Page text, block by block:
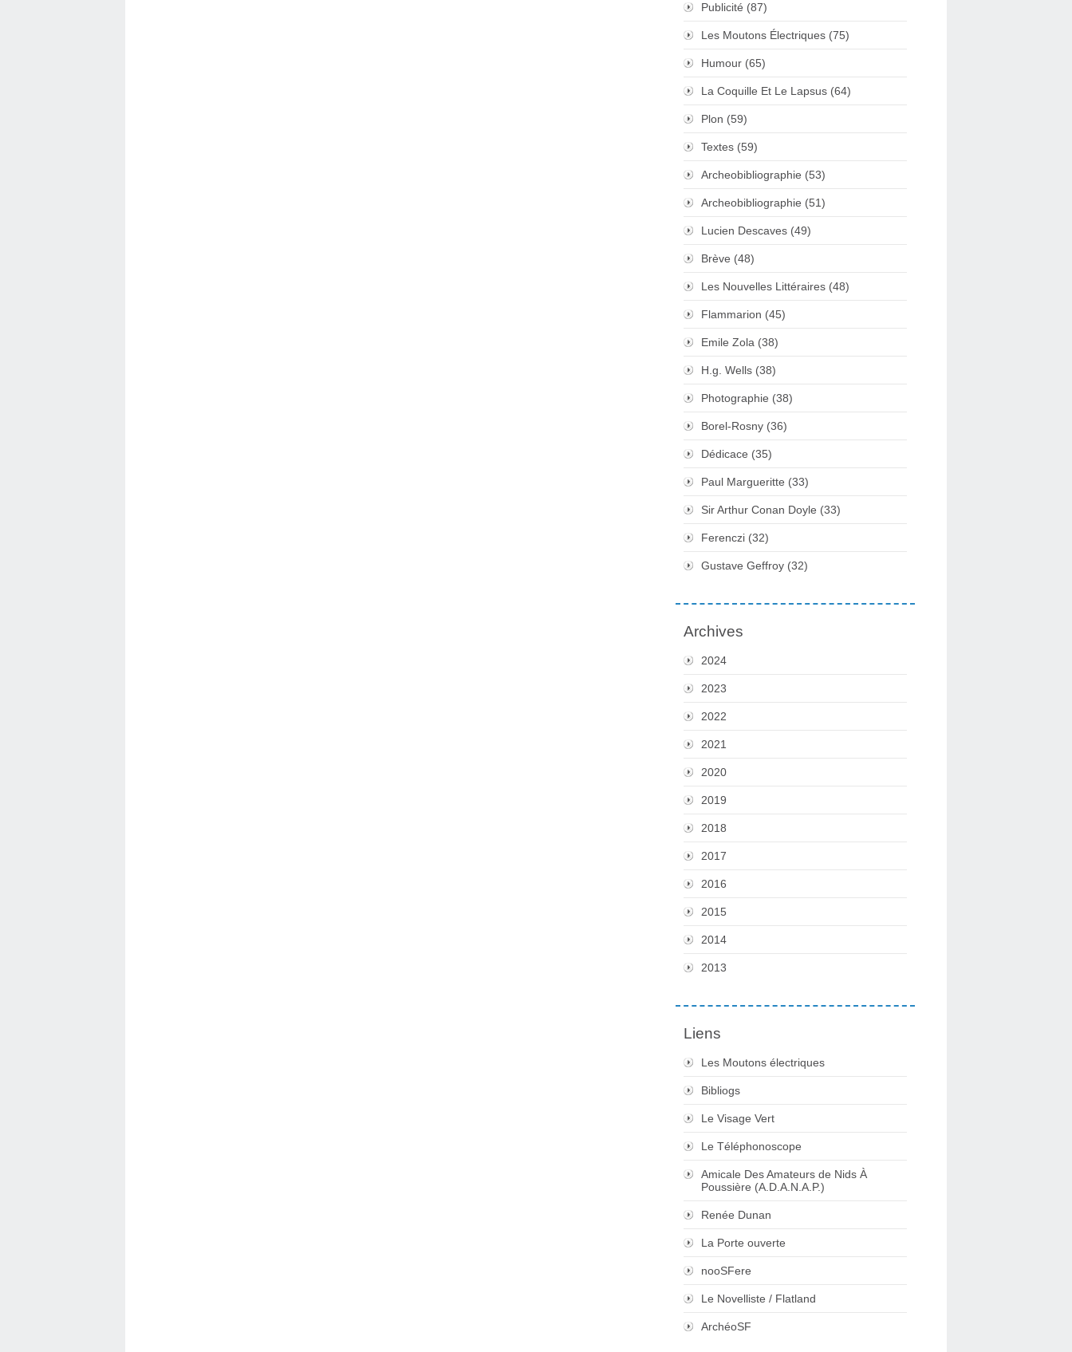
Publicité (87)
Les Moutons Électriques (75)
Humour (65)
La Coquille Et Le Lapsus (64)
Plon (59)
Textes (59)
Archeobibliographie (53)
Archeobibliographie (51)
Lucien Descaves (49)
Brève (48)
Les Nouvelles Littéraires (48)
Flammarion (45)
Emile Zola (38)
H.g. Wells (38)
Photographie (38)
Borel-Rosny (36)
Dédicace (35)
Paul Margueritte (33)
Sir Arthur Conan Doyle (33)
Ferenczi (32)
Gustave Geffroy (32)
Archives
2024
2023
2022
2021
2020
2019
2018
2017
2016
2015
2014
2013
Liens
Les Moutons électriques
Bibliogs
Le Visage Vert
Le Téléphonoscope
Amicale Des Amateurs de Nids À
Poussière (A.D.A.N.A.P.)
Renée Dunan
La Porte ouverte
nooSFere
Le Novelliste / Flatland
ArchéoSF